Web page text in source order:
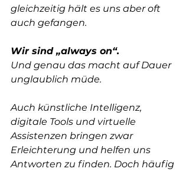
gleichzeitig hält es uns aber oft
auch gefangen.
Wir sind „always on“.
Und genau das macht auf Dauer
unglaublich müde.
Auch künstliche Intelligenz,
digitale Tools und virtuelle
Assistenzen bringen zwar
Erleichterung und helfen uns
Antworten zu finden. Doch häufig